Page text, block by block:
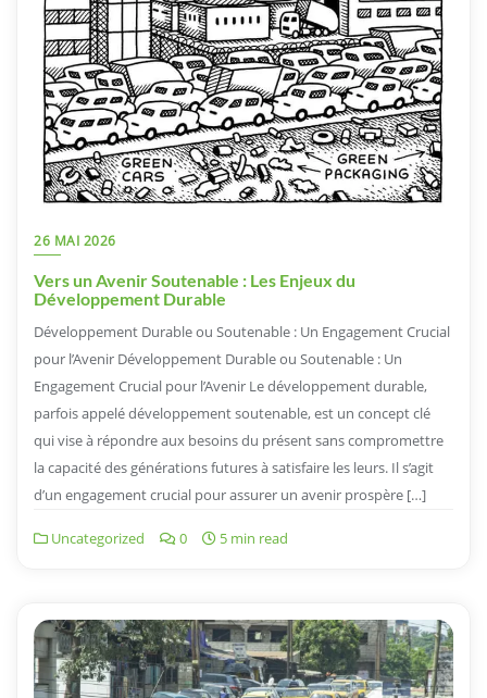
26 MAI 2026
Vers un Avenir Soutenable : Les Enjeux du
Développement Durable
Développement Durable ou Soutenable : Un Engagement Crucial
pour l’Avenir Développement Durable ou Soutenable : Un
Engagement Crucial pour l’Avenir Le développement durable,
parfois appelé développement soutenable, est un concept clé
qui vise à répondre aux besoins du présent sans compromettre
la capacité des générations futures à satisfaire les leurs. Il s’agit
d’un engagement crucial pour assurer un avenir prospère […]
Uncategorized 0 5 min read